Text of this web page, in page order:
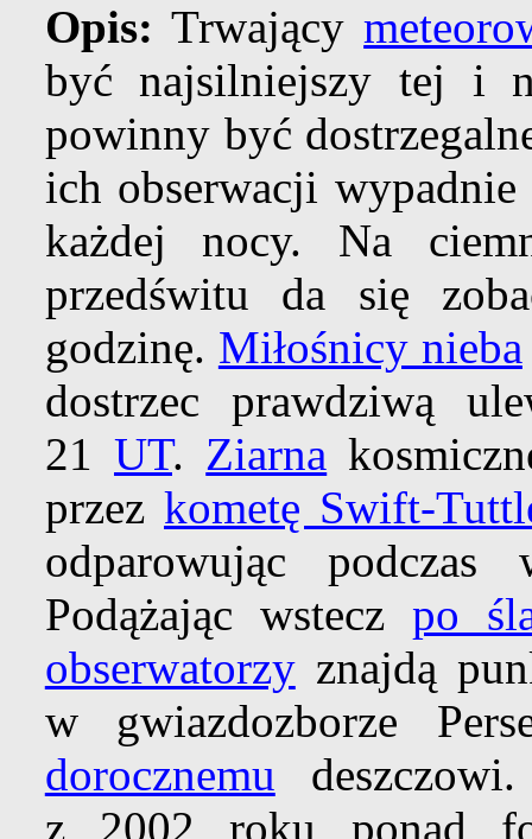
Opis:Trwający
być najsilniejszy tej i
powinny być
ich obserwacji
każdej nocy. Na
przedświtu da się
godzinę. Miłośnicy nieba
dostrzec prawdziwą
21 UT. Ziarna
przezkometę Swift-
odparowując
Podążając wstecz po
obserwatorzyznajdą
w gwiazdozborze
dorocznemu
z 2002 roku ponad